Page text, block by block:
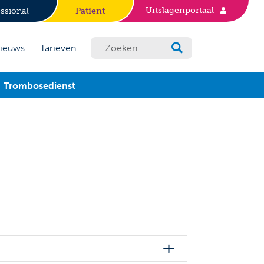
Patiënt Uitslagenportaal
Tarieven
Trombosedienst